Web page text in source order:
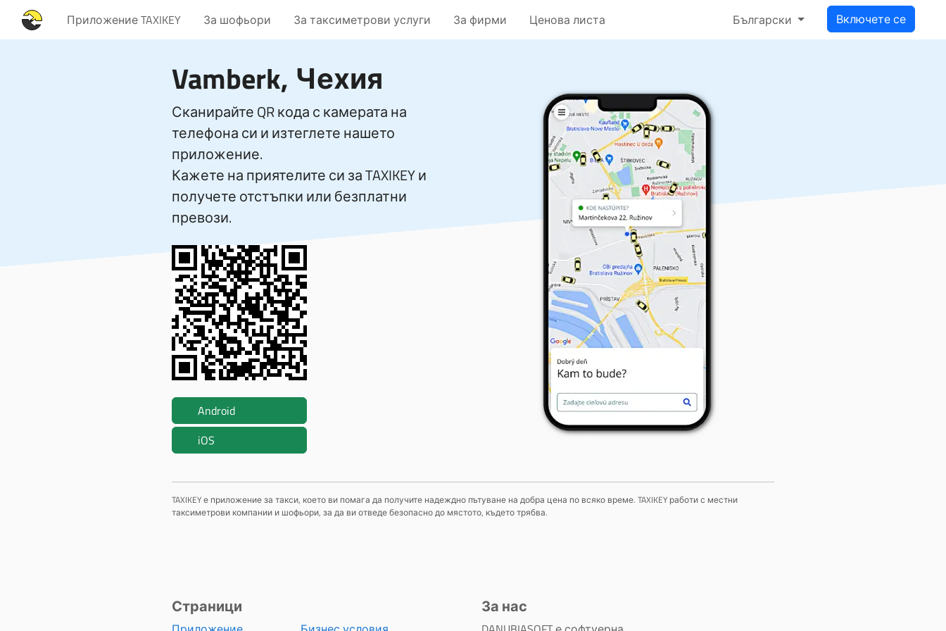
Приложение TAXIKEY За шофьори За таксиметрови услуги За фирми Ценова листа Български Включете се
Vamberk, Чехия
Сканирайте QR кода с камерата на
телефона си и изтеглете нашето
приложение.
Кажете на приятелите си за TAXIKEY и
получете отстъпки или безплатни
превози.
Android
iOS
TAXIKEY е приложение за такси, което ви помага да получите надеждно пътуване на добра цена по всяко време. TAXIKEY работи с местни
таксиметрови компании и шофьори, за да ви отведе безопасно до мястото, където трябва.
Страници За нас